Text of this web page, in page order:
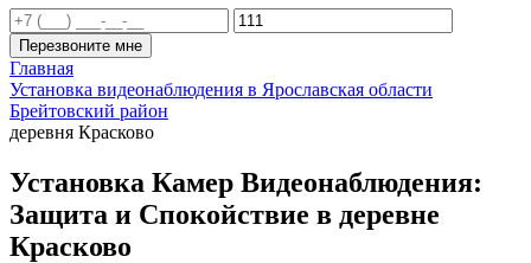
Перезвоните мне
Главная
Установка видеонаблюдения в Ярославская области
Брейтовский район
деревня Красково
Установка Камер Видеонаблюдения:
Защита и Спокойствие в деревне
Красково